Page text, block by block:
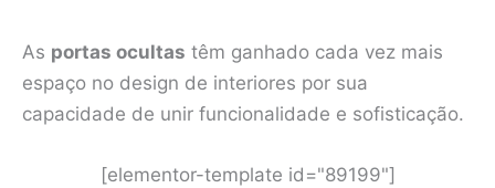
As portas ocultas têm ganhado cada vez mais
espaço no design de interiores por sua
capacidade de unir funcionalidade e sofisticação.
[elementor-template id="89199"]